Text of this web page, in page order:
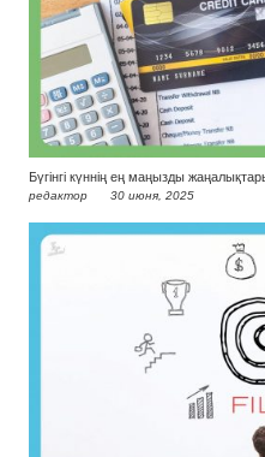
Бүгінгі күннің ең маңызды
редактор 30 июня, 2025